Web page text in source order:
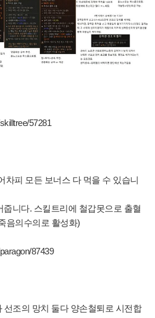
57281
차피 모든 보너스 다 먹을 수 있습니
니다. 스킬트리에 철갑못으로 출혈
음의수의로 활성화)
87439
선조의 망치 둘다 양손철퇴로 시전합